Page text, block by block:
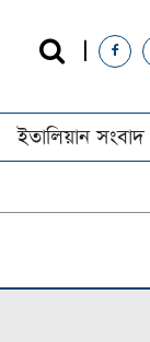
ইতালিয়ান সংবাদ